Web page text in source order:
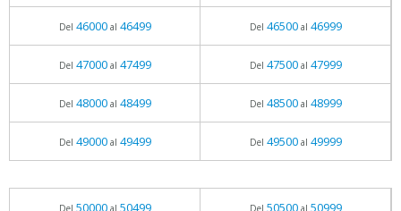
Del 46000al 46499 Del 46500al 46999
Del 47000al 47499 Del 47500al 47999
Del 48000al 48499 Del 48500al 48999
Del 49000al 49499 Del 49500al 49999
Del 50000al 50499 Del 50500al 50999